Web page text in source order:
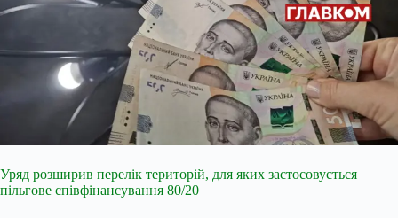
Уряд розширив перелік територій, для яких застосовується
пільгове співфінансування 80/20